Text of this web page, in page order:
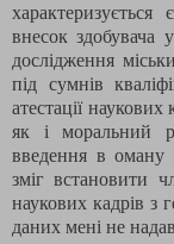
внесок здобувача
дослідження
під сумнів
атестації
як і моральний
введення в оману
зміг встановити
наукових кадрів з
даних мені не